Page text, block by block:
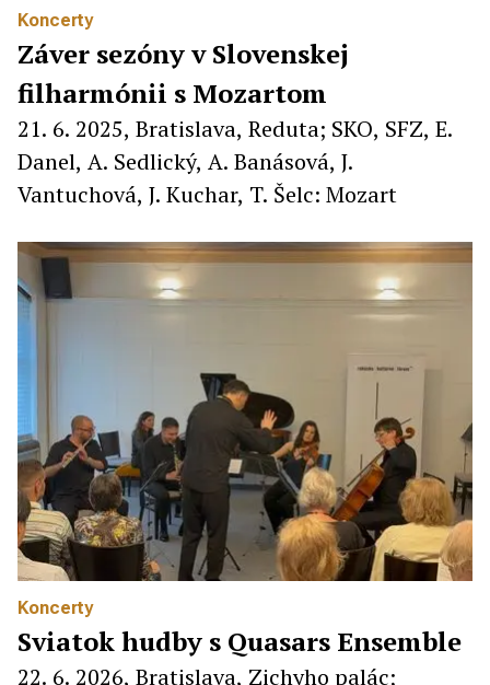
Koncerty
Záver sezóny v Slovenskej
filharmónii s Mozartom
21. 6. 2025, Bratislava, Reduta; SKO, SFZ, E.
Danel, A. Sedlický, A. Banásová, J.
Vantuchová, J. Kuchar, T. Šelc: Mozart
Koncerty
Sviatok hudby s Quasars Ensemble
22. 6. 2026, Bratislava, Zichyho palác;